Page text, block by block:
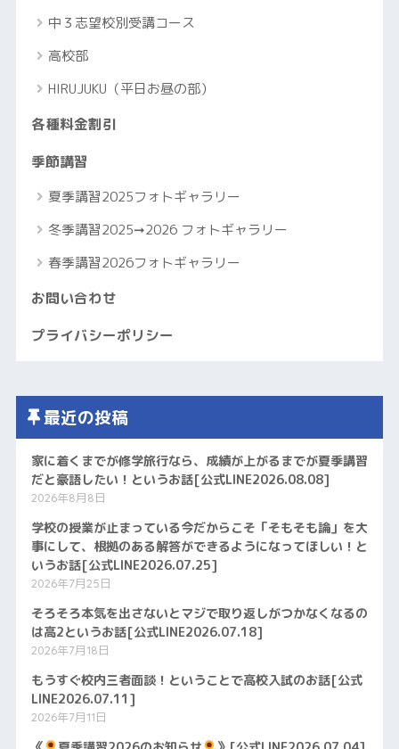
中３志望校別受講コース
高校部
HIRUJUKU（平日お昼の部）
各種料金割引
季節講習
夏季講習2025フォトギャラリー
冬季講習2025➞2026 フォトギャラリー
春季講習2026フォトギャラリー
お問い合わせ
プライバシーポリシー
最近の投稿
家に着くまでが修学旅行なら、成績が上がるまでが夏季講習
だと豪語したい！というお話[公式LINE2026.08.08]
2026年8月8日
学校の授業が止まっている今だからこそ「そもそも論」を大
事にして、根拠のある解答ができるようになってほしい！と
いうお話[公式LINE2026.07.25]
2026年7月25日
そろそろ本気を出さないとマジで取り返しがつかなくなるの
は高2というお話[公式LINE2026.07.18]
2026年7月18日
もうすぐ校内三者面談！ということで高校入試のお話[公式
LINE2026.07.11]
2026年7月11日